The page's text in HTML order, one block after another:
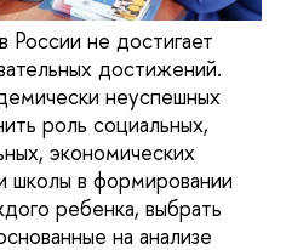
не достигает
достижений.
неуспешных
роль социальных,
экономических
школы в формировании
ребенка, выбрать
на анализе